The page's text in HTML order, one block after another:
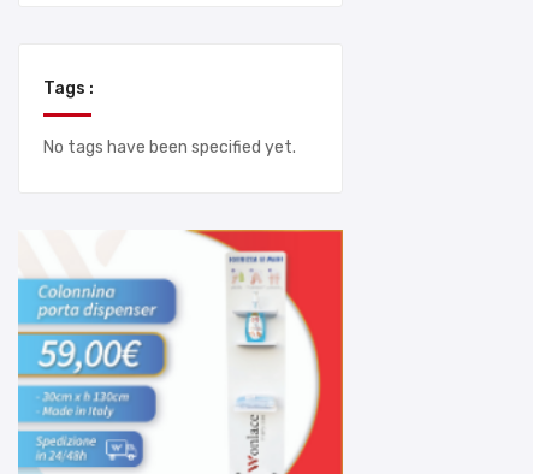
Tags :
No tags have been specified yet.